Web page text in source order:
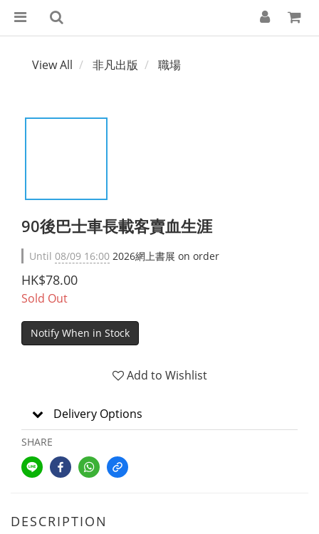
View All 非凡出版 職場
90後巴士車長載客賣血生涯
Until 08/09 16:00 2026網上書展 on order
HK$78.00
Sold Out
Notify When in Stock
Add to Wishlist
Delivery Options
SHARE
DESCRIPTION